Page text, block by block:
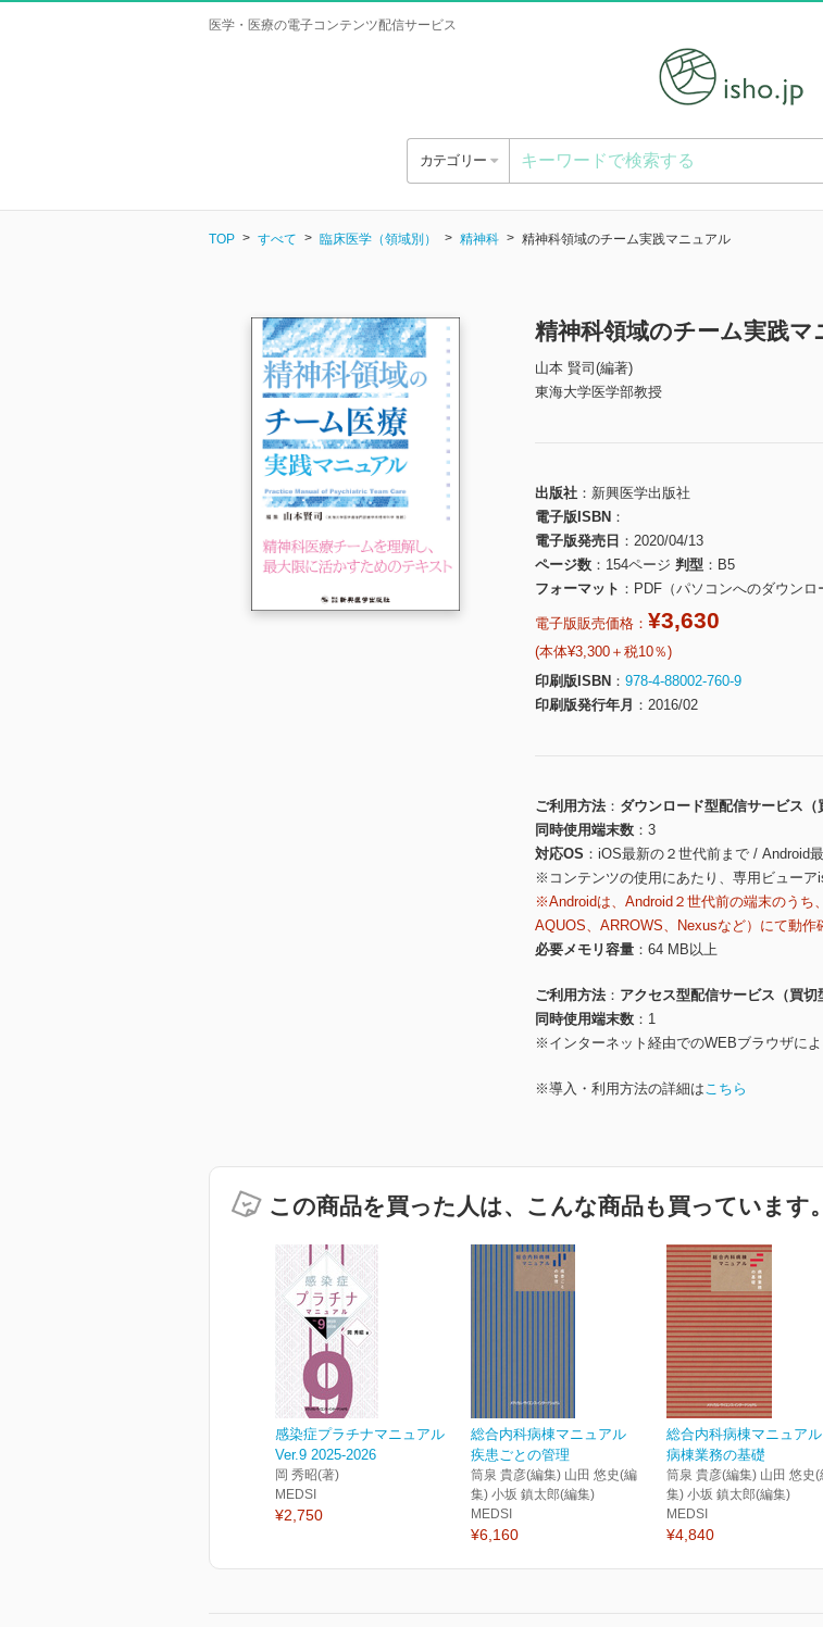
医学・医療の電子コンテンツ配信サービス
カテゴリー
TOP すべて 臨床医学（領域別） 精神科 精神科領域のチーム実践マニュアル
精神科領域のチーム実践マ
山本 賢司(編著)
東海大学医学部教授
出版社
新興医学出版社
電子版ISBN
電子版発売日
2020/04/13
ページ数
154ページ 判型
B5
フォーマット
PDF（パソコンへのダウンロ
電子版販売価格： ¥3,630
(本体¥3,300＋税10％)
印刷版ISBN
978-4-88002-760-9
印刷版発行年月
2016/02
ご利用方法
ダウンロード型配信サービス（
同時使用端末数
3
対応OS
iOS最新の２世代前まで / Android
※コンテンツの使用にあたり、専用ビューア
※Androidは、Android２世代前の端末のうち
AQUOS、ARROWS、Nexusなど）にて動作
必要メモリ容量
64 MB以上
ご利用方法
アクセス型配信サービス（買切
同時使用端末数
1
※インターネット経由でのWEBブラウザに
※導入・利用方法の詳細はこちら
この商品を買った人は、こんな商品も買っています。
感染症プラチナマニュアル
Ver.9 2025-2026
岡 秀昭(著)
MEDSI
¥2,750
総合内科病棟マニュアル
疾患ごとの管理
筒泉 貴彦(編集) 山田 悠史(編
集) 小坂 鎮太郎(編集)
MEDSI
¥6,160
総合内科病棟マニュア
病棟業務の基礎
筒泉 貴彦(編集) 山田 悠史(
集) 小坂 鎮太郎(編集)
MEDSI
¥4,840